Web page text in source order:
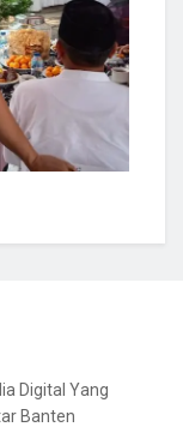
Digital Yang
Banten